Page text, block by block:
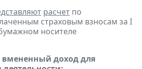
расчет по
страховым взносам за I
носителе
доход для